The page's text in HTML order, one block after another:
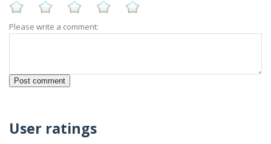
Please write a comment:
User ratings